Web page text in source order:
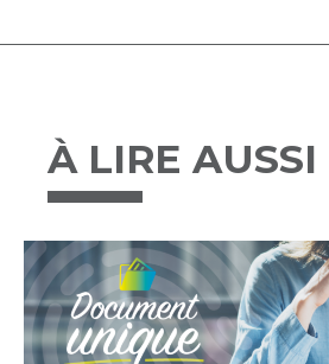
À LIRE AUSSI